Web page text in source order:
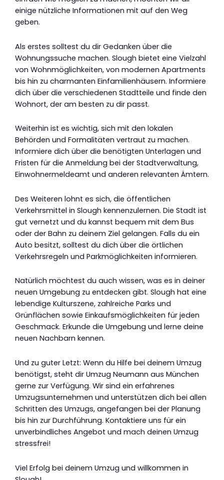
einige nützliche Informationen mit auf den Weg
geben.
Als erstes solltest du dir Gedanken über die
Wohnungssuche machen. Slough bietet eine Vielzahl
von Wohnmöglichkeiten, von modernen Apartments
bis hin zu charmanten Einfamilienhäusern. Informiere
dich über die verschiedenen Stadtteile und finde den
Wohnort, der am besten zu dir passt.
Weiterhin ist es wichtig, sich mit den lokalen
Behörden und Formalitäten vertraut zu machen.
Informiere dich über die benötigten Unterlagen und
Fristen für die Anmeldung bei der Stadtverwaltung,
Einwohnermeldeamt und anderen relevanten Ämtern.
Des Weiteren lohnt es sich, die öffentlichen
Verkehrsmittel in Slough kennenzulernen. Die Stadt ist
gut vernetzt und du kannst bequem mit dem Bus
oder der Bahn zu deinem Ziel gelangen. Falls du ein
Auto besitzt, solltest du dich über die örtlichen
Verkehrsregeln und Parkmöglichkeiten informieren.
Natürlich möchtest du auch wissen, was es in deiner
neuen Umgebung zu entdecken gibt. Slough hat eine
lebendige Kulturszene, zahlreiche Parks und
Grünflächen sowie Einkaufsmöglichkeiten für jeden
Geschmack. Erkunde die Umgebung und lerne deine
neuen Nachbarn kennen.
Und zu guter Letzt: Wenn du Hilfe bei deinem Umzug
benötigst, steht dir Umzug Neumann aus München
gerne zur Verfügung. Wir sind ein erfahrenes
Umzugsunternehmen und unterstützen dich bei allen
Schritten des Umzugs, angefangen bei der Planung
bis hin zur Durchführung. Kontaktiere uns für ein
unverbindliches Angebot und mach deinen Umzug
stressfrei!
Viel Erfolg bei deinem Umzug und willkommen in